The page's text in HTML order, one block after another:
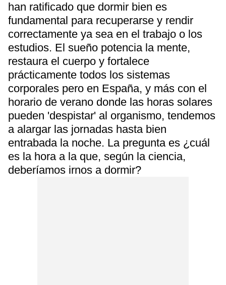
han ratificado que dormir bien es
fundamental para recuperarse y rendir
correctamente ya sea en el trabajo o los
estudios. El sueño potencia la mente,
restaura el cuerpo y fortalece
prácticamente todos los sistemas
corporales pero en España, y más con el
horario de verano donde las horas solares
pueden 'despistar' al organismo, tendemos
a alargar las jornadas hasta bien
entrabada la noche. La pregunta es ¿cuál
es la hora a la que, según la ciencia,
deberíamos irnos a dormir?